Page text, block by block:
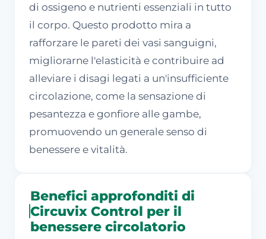
di ossigeno e nutrienti essenziali in tutto
il corpo. Questo prodotto mira a
rafforzare le pareti dei vasi sanguigni,
migliorarne l'elasticità e contribuire ad
alleviare i disagi legati a un'insufficiente
circolazione, come la sensazione di
pesantezza e gonfiore alle gambe,
promuovendo un generale senso di
benessere e vitalità.
Benefici approfonditi di
Circuvix Control per il
benessere circolatorio